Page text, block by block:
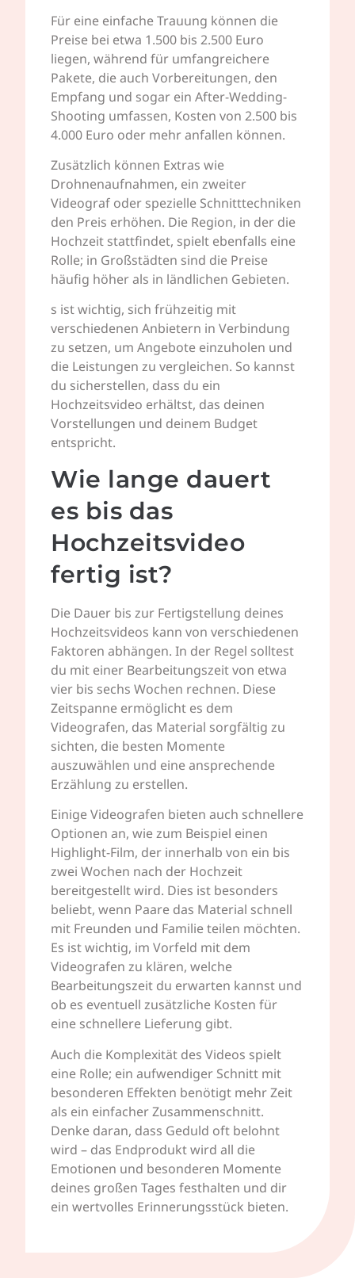
Für eine einfache Trauung können die
Preise bei etwa 1.500 bis 2.500 Euro
liegen, während für umfangreichere
Pakete, die auch Vorbereitungen, den
Empfang und sogar ein After-Wedding-
Shooting umfassen, Kosten von 2.500 bis
4.000 Euro oder mehr anfallen können.
Zusätzlich können Extras wie
Drohnenaufnahmen, ein zweiter
Videograf oder spezielle Schnitttechniken
den Preis erhöhen. Die Region, in der die
Hochzeit stattfindet, spielt ebenfalls eine
Rolle; in Großstädten sind die Preise
häufig höher als in ländlichen Gebieten.
s ist wichtig, sich frühzeitig mit
verschiedenen Anbietern in Verbindung
zu setzen, um Angebote einzuholen und
die Leistungen zu vergleichen. So kannst
du sicherstellen, dass du ein
Hochzeitsvideo erhältst, das deinen
Vorstellungen und deinem Budget
entspricht.
Wie lange dauert
es bis das
Hochzeitsvideo
fertig ist?
Die Dauer bis zur Fertigstellung deines
Hochzeitsvideos kann von verschiedenen
Faktoren abhängen. In der Regel solltest
du mit einer Bearbeitungszeit von etwa
vier bis sechs Wochen rechnen. Diese
Zeitspanne ermöglicht es dem
Videografen, das Material sorgfältig zu
sichten, die besten Momente
auszuwählen und eine ansprechende
Erzählung zu erstellen.
Einige Videografen bieten auch schnellere
Optionen an, wie zum Beispiel einen
Highlight-Film, der innerhalb von ein bis
zwei Wochen nach der Hochzeit
bereitgestellt wird. Dies ist besonders
beliebt, wenn Paare das Material schnell
mit Freunden und Familie teilen möchten.
Es ist wichtig, im Vorfeld mit dem
Videografen zu klären, welche
Bearbeitungszeit du erwarten kannst und
ob es eventuell zusätzliche Kosten für
eine schnellere Lieferung gibt.
Auch die Komplexität des Videos spielt
eine Rolle; ein aufwendiger Schnitt mit
besonderen Effekten benötigt mehr Zeit
als ein einfacher Zusammenschnitt.
Denke daran, dass Geduld oft belohnt
wird – das Endprodukt wird all die
Emotionen und besonderen Momente
deines großen Tages festhalten und dir
ein wertvolles Erinnerungsstück bieten.